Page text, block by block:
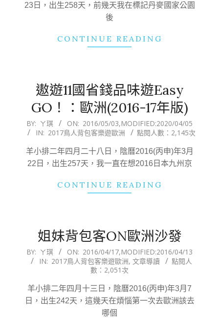
23日，出生258天，前幾天我在標記丹麥國家公園
後
CONTINUE READING
遨遊11國省錢品味遊Easy
GO！：歐洲(2016-17年版)
2016-
05-
03
BY: ㄚ琪 ON: 2016/05/03,MODIFIED:2020/04/05
IN: 2017鳥人背包客樂遊歐洲 點閱人數：2,145次
羊小排二年四月二十八日，陰曆2016(丙申)年3月
22日，出生257天，我一直在想2016日本九州京
CONTINUE READING
姐妹背包客ON歐洲沙發
2016-
04-
BY: ㄚ琪 ON: 2016/04/17,MODIFIED:2016/04/13
IN: 2017鳥人背包客樂遊歐洲, 文章導讀
點閱人
數：2,051次
羊小排二年四月十三日，陰曆2016(丙申)年3月7
日，出生242天，這幾天在煩惱第一次去歐洲該去
哪個